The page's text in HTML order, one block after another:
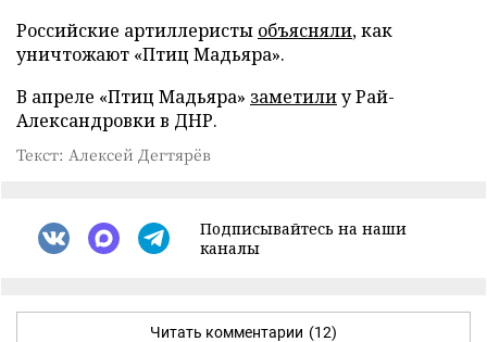
Российские артиллеристы объясняли, как
уничтожают «Птиц Мадьяра».
В апреле «Птиц Мадьяра» заметилиу Рай-
Александровки в ДНР.
Текст: Алексей Дегтярёв
Подписывайтесь на наши
каналы
Читать комментарии (12)